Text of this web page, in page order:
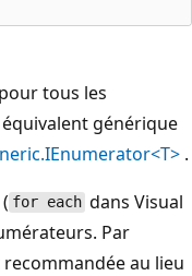
tous les
générique
.
for each dans Visual
Par
recommandée au lieu